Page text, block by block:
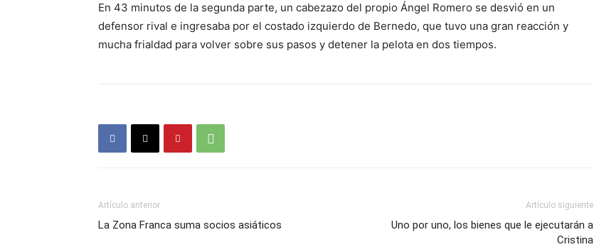
En 43 minutos de la segunda parte, un cabezazo del propio Ángel Romero se desvió en un
defensor rival e ingresaba por el costado izquierdo de Bernedo, que tuvo una gran reacción y
mucha frialdad para volver sobre sus pasos y detener la pelota en dos tiempos.
Artículo anterior
La Zona Franca suma socios asiáticos
Artículo siguiente
Uno por uno, los bienes que le ejecutarán a
Cristina